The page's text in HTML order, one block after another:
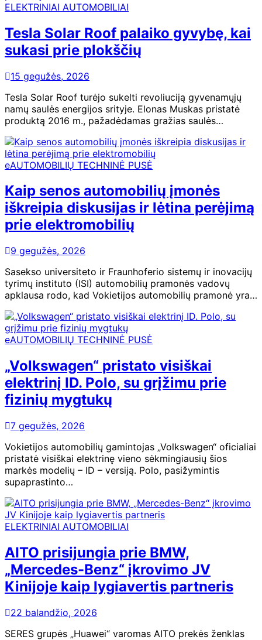
ELEKTRINIAI AUTOMOBILIAI
Tesla Solar Roof palaiko gyvybę, kai
sukasi prie plokščių
15 gegužės, 2026
Tesla Solar Roof turėjo sukelti revoliuciją gyvenamųjų
namų saulės energijos srityje. Elonas Muskas pristatė
produktą 2016 m., pažadėdamas gražias saulės…
eAUTOMOBILIŲ TECHNINĖ PUSĖ
Kaip senos automobilių įmonės
iškreipia diskusijas ir lėtina perėjimą
prie elektromobilių
9 gegužės, 2026
Sasekso universiteto ir Fraunhoferio sistemų ir inovacijų
tyrimų instituto (ISI) automobilių pramonės vadovų
apklausa rodo, kad Vokietijos automobilių pramonė yra…
eAUTOMOBILIŲ TECHNINĖ PUSĖ
„Volkswagen“ pristato visiškai
elektrinį ID. Polo, su grįžimu prie
fizinių mygtukų
7 gegužės, 2026
Vokietijos automobilių gamintojas „Volkswagen“ oficialiai
pristatė visiškai elektrinę vieno sėkmingiausių šios
markės modelių – ID – versiją. Polo, pasižymintis
supaprastinto…
ELEKTRINIAI AUTOMOBILIAI
AITO prisijungia prie BMW,
„Mercedes-Benz“ įkrovimo JV
Kinijoje kaip lygiavertis partneris
22 balandžio, 2026
SERES grupės „Huawei“ varomas AITO prekės ženklas